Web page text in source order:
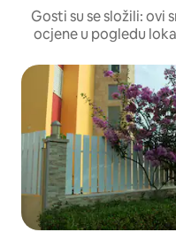
Gosti su se složili: ovi
ocjene u pogledu